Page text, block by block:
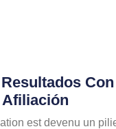
Afiliación
est devenu un